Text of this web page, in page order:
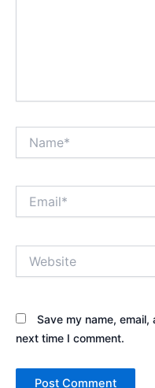
Save my name,
next time I comment.